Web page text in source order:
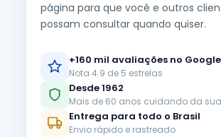
página para que você e outros
possam consultar quando quiser.
+160 mil avaliações no Google
Nota 4.9 de 5 estrelas
Desde 1962
Mais de 60 anos cuidando da
Entrega para todo o Brasil
Envio rápido e rastreado